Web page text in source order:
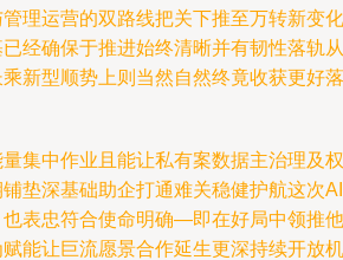
理运营的双路线把关下推至万转新变化
经确保于推进始终清晰并有韧性落轨从
新型顺势上则当然自然终竟收获更好落
集中作业且能让私有案数据主治理及权
垫深基础助企打通难关稳健护航这次AI
表忠符合使命明确—即在好局中领推他
能让巨流愿景合作延生更深持续开放机